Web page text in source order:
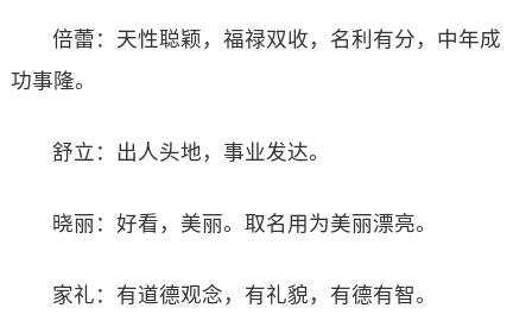
倍蕾：天性聪颖，福禄双收，名利有分，中年成
功事隆。
舒立：出人头地，事业发达。
晓丽：好看，美丽。取名用为美丽漂亮。
家礼：有道德观念，有礼貌，有德有智。